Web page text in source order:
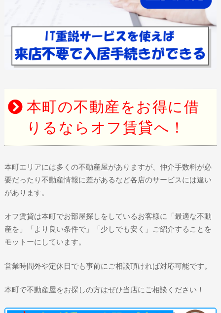
本町の不動産をお得に借
りるならオフ賃貸へ！
本町エリアには多くの不動産屋がありますが、仲介手数料が必
要だったり不動産情報に差があるなど各店のサービスには違い
があります。
オフ賃貸は本町でお部屋探しをしているお客様に「最適な不動
産を」「より良い条件で」「少しでも安く」ご紹介することを
モットーにしています。
営業時間外や定休日でも事前にご相談頂ければ対応可能です。
本町で不動産屋をお探しの方はぜひ当店にご相談ください！